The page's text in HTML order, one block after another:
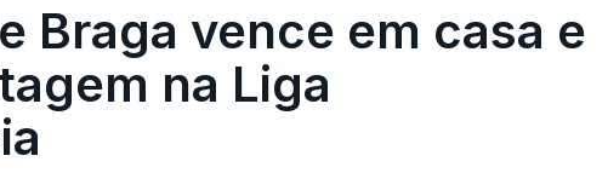
Braga vence em casa e
na Liga